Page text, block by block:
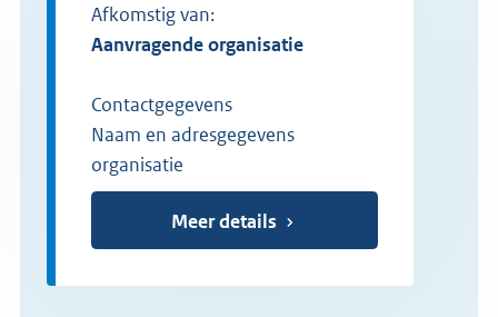
Afkomstig van:
Aanvragende organisatie
Contactgegevens
Naam en adresgegevens
organisatie
Meer details